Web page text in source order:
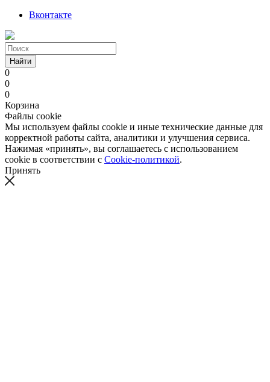
Вконтакте
Найти
0
0
0
Корзина
Файлы cookie
Мы используем файлы cookie и иные технические данные для
корректной работы сайта, аналитики и улучшения сервиса.
Нажимая «принять», вы соглашаетесь с использованием
cookie в соответствии с Cookie-политикой.
Принять